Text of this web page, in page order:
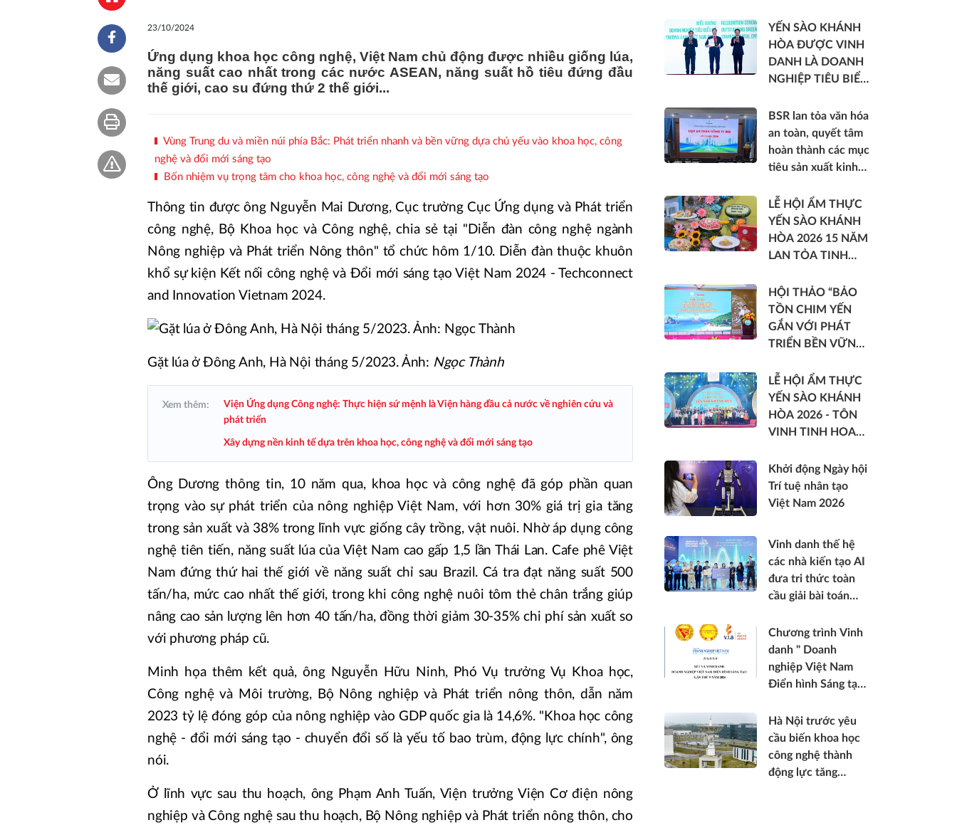
23/10/2024
Ứng dụng khoa học công nghệ, Việt Nam chủ động được nhiều giống lúa,
năng suất cao nhất trong các nước ASEAN, năng suất hồ tiêu đứng đầu
thế giới, cao su đứng thứ 2 thế giới...
Vùng Trung du và miền núi phía Bắc: Phát triển nhanh và bền vững dựa chủ yếu vào khoa học, công
nghệ và đổi mới sáng tạo
Bốn nhiệm vụ trọng tâm cho khoa học, công nghệ và đổi mới sáng tạo
Thông tin được ông Nguyễn Mai Dương, Cục trưởng Cục Ứng dụng và Phát triển
công nghệ, Bộ Khoa học và Công nghệ, chia sẻ tại "Diễn đàn công nghệ ngành
Nông nghiệp và Phát triển Nông thôn" tổ chức hôm 1/10. Diễn đàn thuộc khuôn
khổ sự kiện Kết nối công nghệ và Đổi mới sáng tạo Việt Nam 2024 - Techconnect
and Innovation Vietnam 2024.
Gặt lúa ở Đông Anh, Hà Nội tháng 5/2023. Ảnh: Ngọc Thành
Xem thêm:
Viện Ứng dụng Công nghệ: Thực hiện sứ mệnh là Viện hàng đầu cả nước về nghiên cứu và
phát triển
Xây dựng nền kinh tế dựa trên khoa học, công nghệ và đổi mới sáng tạo
Ông Dương thông tin, 10 năm qua, khoa học và công nghệ đã góp phần quan
trọng vào sự phát triển của nông nghiệp Việt Nam, với hơn 30% giá trị gia tăng
trong sản xuất và 38% trong lĩnh vực giống cây trồng, vật nuôi. Nhờ áp dụng công
nghệ tiên tiến, năng suất lúa của Việt Nam cao gấp 1,5 lần Thái Lan. Cafe phê Việt
Nam đứng thứ hai thế giới về năng suất chỉ sau Brazil. Cá tra đạt năng suất 500
tấn/ha, mức cao nhất thế giới, trong khi công nghệ nuôi tôm thẻ chân trắng giúp
nâng cao sản lượng lên hơn 40 tấn/ha, đồng thời giảm 30-35% chi phí sản xuất so
với phương pháp cũ.
Minh họa thêm kết quả, ông Nguyễn Hữu Ninh, Phó Vụ trưởng Vụ Khoa học,
Công nghệ và Môi trường, Bộ Nông nghiệp và Phát triển nông thôn, dẫn năm
2023 tỷ lệ đóng góp của nông nghiệp vào GDP quốc gia là 14,6%. "Khoa học công
nghệ - đổi mới sáng tạo - chuyển đổi số là yếu tố bao trùm, động lực chính", ông
nói.
Ở lĩnh vực sau thu hoạch, ông Phạm Anh Tuấn, Viện trưởng Viện Cơ điện nông
nghiệp và Công nghệ sau thu hoạch, Bộ Nông nghiệp và Phát triển nông thôn, cho
YẾN SÀO KHÁNH
HÒA ĐƯỢC VINH
DANH LÀ DOANH
NGHIỆP TIÊU BIỂU
MÔI TRƯỜNG
XANH VIỆT NAM
BSR lan tỏa văn hóa
an toàn, quyết tâm
hoàn thành các mục
tiêu sản xuất kinh
năm 2026
LỄ HỘI ẨM THỰC
YẾN SÀO KHÁNH
HÒA 2026 15 NĂM
LAN TỎA TINH
HỘI THẢO “BẢO
TỒN CHIM YẾN
GẮN VỚI PHÁT
TRIỂN BỀN VỮNG
YẾN SÀO KHÁNH
HÒA”
LỄ HỘI ẨM THỰC
YẾN SÀO KHÁNH
HÒA 2026 - TÔN
VINH TINH HOA
Khởi động Ngày hội
Trí tuệ nhân tạo
Việt Nam 2026
Vinh danh thế hệ
các nhà kiến tạo AI
đưa tri thức toàn
cầu giải bài toán
2026
Chương trình Vinh
danh " Doanh
nghiệp Việt Nam
Điển hình Sáng tạo
2026 "
Hà Nội trước yêu
cầu biến khoa học
công nghệ thành
động lực tăng